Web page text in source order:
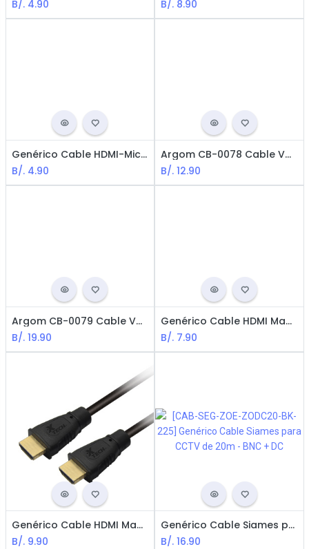
B/. 4.90 B/. 8.90
Genérico Cable HDMI-MicroHDMI / Macho-Macho / 1.5m / Negro
B/. 4.90
Argom CB-0078 Cable VGA a VGA / M-M / 25 Feet (7.5m) / Negro
B/. 12.90
Argom CB-0079 Cable VGA to VGA / M-M / 50 Feet (15m) / Negro
B/. 19.90
Genérico Cable HDMI Macho a HDMI Macho 5.0m - Negro
B/. 7.90
Genérico Cable HDMI Macho a HDMI Macho 10m - Negro
B/. 9.90
Genérico Cable Siames para CCTV de 20m - BNC + DC
B/. 16.90